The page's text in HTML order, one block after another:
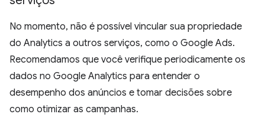
No momento, não é possível vincular sua propriedade
do Analytics a outros serviços, como o Google Ads.
Recomendamos que você verifique periodicamente os
dados no Google Analytics para entender o
desempenho dos anúncios e tomar decisões sobre
como otimizar as campanhas.